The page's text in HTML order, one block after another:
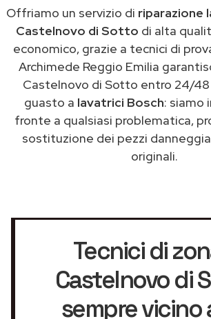
Offriamo un servizio di riparazione
Castelnovo di Sotto di alta
economico, grazie a tecnici di
Archimede Reggio Emilia
Castelnovo di Sotto entro 24/48
guasto a lavatrici Bosch: siamo
fronte a qualsiasi problematica,
sostituzione dei pezzi
originali.
Tecnici di
Castelnovo di
sempre vicino